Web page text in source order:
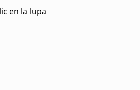
en la lupa